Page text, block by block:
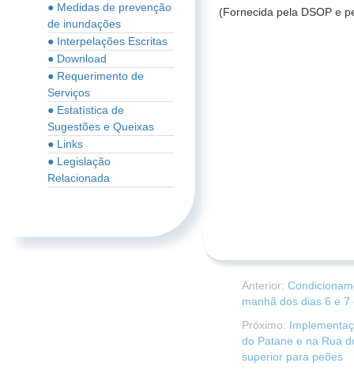
● Medidas de prevenção
de inundações
● Interpelações Escritas
● Download
● Requerimento de
Serviços
● Estatística de
Sugestões e Queixas
● Links
● Legislação
Relacionada
(Fornecida pela DSOP e
Anterior:
manhã dos dias 6 e
Próximo:
do Patane e na Rua
superior para peões